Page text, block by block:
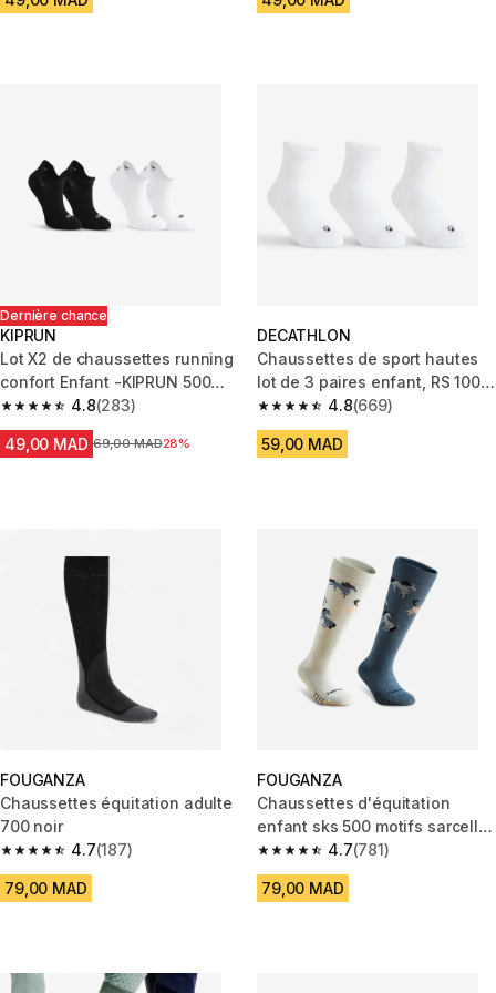
Dernière chance
KIPRUN
Lot X2 de chaussettes running
confort Enfant -KIPRUN 500
INV noires et blanches
4.8
4.8 out of 5 stars from 283 reviews
(283)
49,00 MAD Prix avant la réduction
69,00 MAD28%
DECATHLON
Chaussettes de sport hautes
lot de 3 paires enfant, RS 100
blanc
4.8
4.8 out of 5 stars from 669
(669)
59,00 MAD
FOUGANZA
Chaussettes équitation adulte
700 noir
4.7
4.7 out of 5 stars from 187 reviews
(187)
79,00 MAD
FOUGANZA
Chaussettes d'équitation
enfant sks 500 motifs sarcelle
vert. lot de 2
4.7
4.7 out of 5 stars from 781
(781)
79,00 MAD